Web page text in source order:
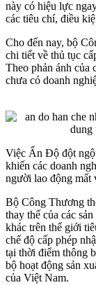
này có hiệu lực
các tiêu chí, điều
Cho đến nay, bộ
chi tiết về thủ tục
Theo phản ánh của
chưa có doanh
Việc Ấn Độ đột
khiến các doanh
người lao động mất
Bộ Công Thương
thay thế của các
khác trên thế giới
chế độ cấp phép
tại thời điểm thông
bộ hoạt động sản
của Việt Nam.